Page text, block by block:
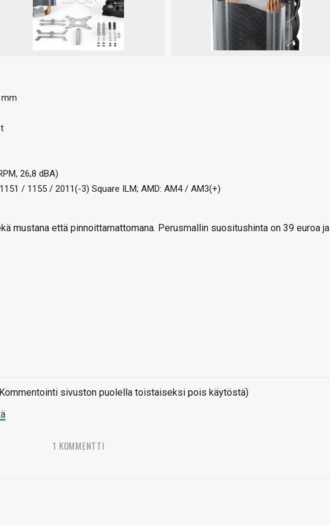
26,8 dBA)
/ 1155 / 2011(-3) Square ILM; AMD: AM4 / AM3(+)
mustana että pinnoittamattomana. Perusmallin suositushinta on 39 euroa ja
sivuston puolella toistaiseksi pois käytöstä)
1 KOMMENTTI